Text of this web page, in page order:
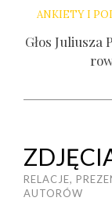
ANKIETY I
Głos
RELACJE,
AUTORÓW